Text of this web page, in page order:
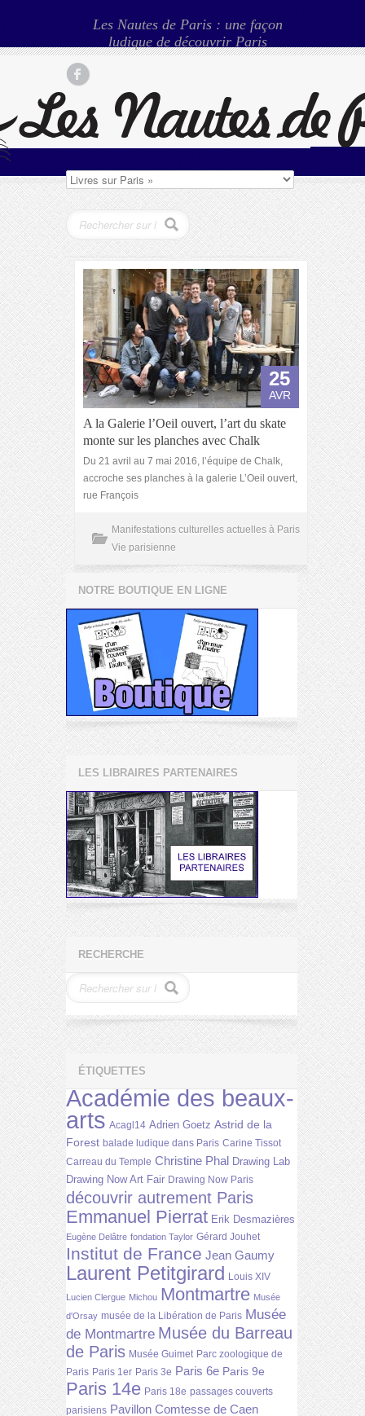
Les Nautes de Paris : une façon
ludique de découvrir Paris
25
AVR
A la Galerie l’Oeil ouvert, l’art du skate
monte sur les planches avec Chalk
Du 21 avril au 7 mai 2016, l’équipe de Chalk,
accroche ses planches à la galerie L’Oeil ouvert,
rue François
Manifestations culturelles actuelles à Paris
Vie parisienne
NOTRE BOUTIQUE EN LIGNE
LES LIBRAIRES PARTENAIRES
RECHERCHE
ÉTIQUETTES
Académie des beaux-
arts Acagl14 Adrien Goetz Astrid de la
Forest balade ludique dans Paris Carine Tissot
Carreau du Temple Christine Phal Drawing Lab
Drawing Now Art Fair Drawing Now Paris
découvrir autrement Paris
Emmanuel Pierrat Erik Desmazières
Eugène Delâtre fondation Taylor Gérard Jouhet
Institut de France Jean Gaumy
Laurent Petitgirard Louis XIV
Lucien Clergue Michou Montmartre Musée
d'Orsay musée de la Libération de Paris Musée
de Montmartre Musée du Barreau
de Paris Musée Guimet Parc zoologique de
Paris Paris 1er Paris 3e Paris 6e Paris 9e
Paris 14e Paris 18e passages couverts
parisiens Pavillon Comtesse de Caen